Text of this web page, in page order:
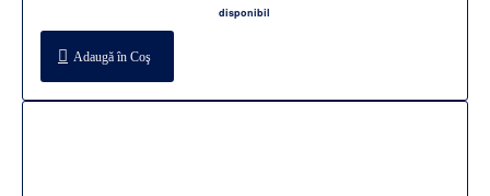
disponibil
Adaugă în Coş